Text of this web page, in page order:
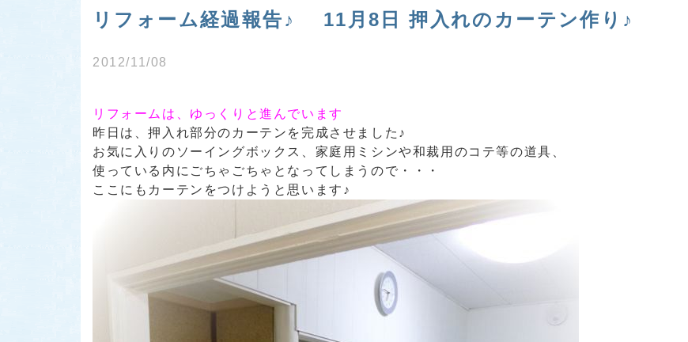
リフォーム経過報告♪ 11月8日 押入れのカーテン作り♪
2012/11/08
リフォームは、ゆっくりと進んでいます
昨日は、押入れ部分のカーテンを完成させました♪
お気に入りのソーイングボックス、家庭用ミシンや和裁用のコテ等の道具、
使っている内にごちゃごちゃとなってしまうので・・・
ここにもカーテンをつけようと思います♪